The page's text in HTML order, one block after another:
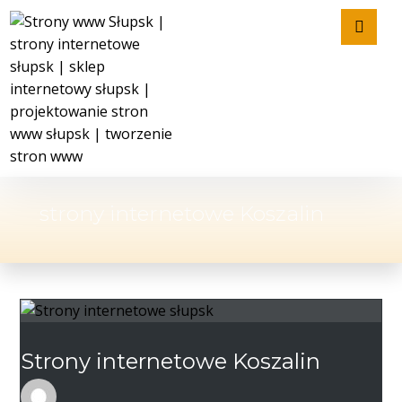
Strony internetowe Koszalin